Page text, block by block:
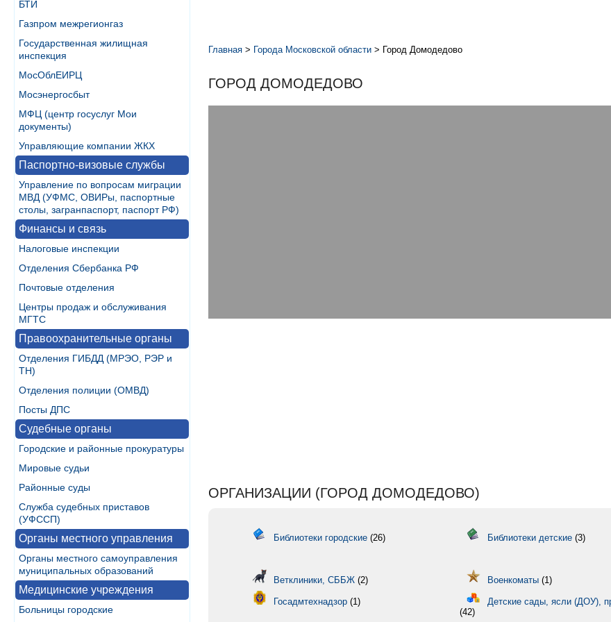
БТИ
Газпром межрегионгаз
Государственная жилищная
инспекция
МосОблЕИРЦ
Мосэнергосбыт
МФЦ (центр госуслуг Мои
документы)
Управляющие компании ЖКХ
Паспортно-визовые службы
Управление по вопросам миграции
МВД (УФМС, ОВИРы, паспортные
столы, загранпаспорт, паспорт РФ)
Финансы и связь
Налоговые инспекции
Отделения Сбербанка РФ
Почтовые отделения
Центры продаж и обслуживания
МГТС
Правоохранительные органы
Отделения ГИБДД (МРЭО, РЭР и
ТН)
Отделения полиции (ОМВД)
Посты ДПС
Судебные органы
Городские и районные прокуратуры
Мировые судьи
Районные суды
Служба судебных приставов
(УФССП)
Органы местного управления
Органы местного самоуправления
муниципальных образований
Медицинские учреждения
Больницы городские
Главная > Города Московской области > Город Домодедово
ГОРОД ДОМОДЕДОВО
ОРГАНИЗАЦИИ (ГОРОД ДОМОДЕДОВО)
Библиотеки городские (26) Библиотеки детские (3)
Ветклиники, СББЖ (2) Военкоматы (1)
Госадмтехнадзор (1)
Детские сады, ясли (ДОУ),
(42)